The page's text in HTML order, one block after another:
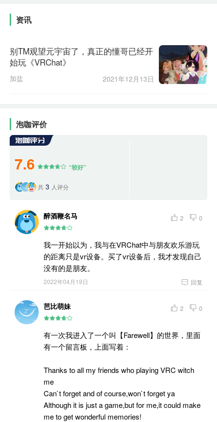
资讯
别TM观望元宇宙了，真正的懂哥已经开
始玩《VRChat》
加盐 2021年12月13日
泡咖评价
7.6 “较好”
共 3 人评分
醉酒鞭名马 2 0
我一开始以为，我与在VRChat中与朋友欢乐游玩
的距离只是vr设备。买了vr设备后，我才发现自己
没有的是朋友。
2022年04月19日  回复
芭比萌妹 2 0
有一次我进入了一个叫【Farewell】的世界，里面
有一个留言板，上面写着：
Thanks to all my friends who playing VRC witch
me
Can`t forget and of course,won`t forget ya
Although it is just a game,but for me,it could make
me to get wonderful memories!